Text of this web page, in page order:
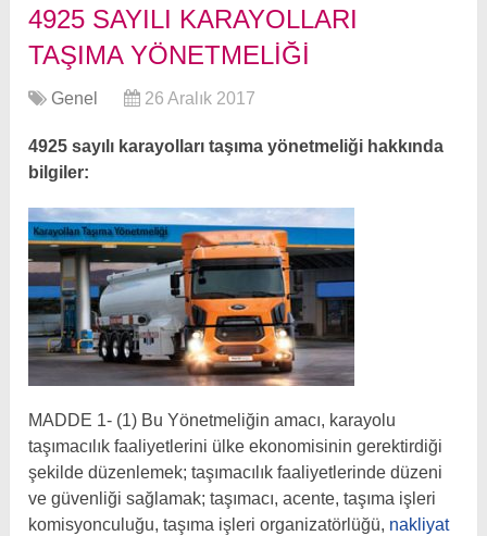
4925 SAYILI KARAYOLLARI
TAŞIMA YÖNETMELİĞİ
Genel 26 Aralık 2017
4925 sayılı karayolları taşıma yönetmeliği hakkında
bilgiler:
MADDE 1- (1) Bu Yönetmeliğin amacı, karayolu
taşımacılık faaliyetlerini ülke ekonomisinin gerektirdiği
şekilde düzenlemek; taşımacılık faaliyetlerinde düzeni
ve güvenliği sağlamak; taşımacı, acente, taşıma işleri
komisyonculuğu, taşıma işleri organizatörlüğü, nakliyat